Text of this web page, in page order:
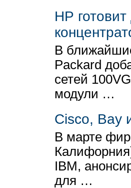
HP
В
Packard
сетей
модули …
Cisco, Bay
В марте
IBM,
для …